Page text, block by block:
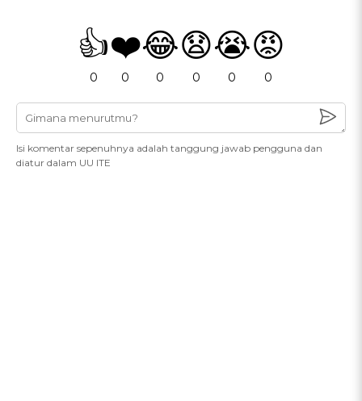
👍
0
❤️
0
😂
0
😧
0
😭
0
😡
0
Isi komentar sepenuhnya adalah tanggung jawab pengguna dan
diatur dalam UU ITE